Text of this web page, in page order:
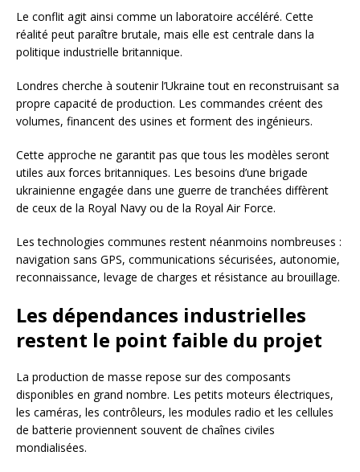
Le conflit agit ainsi comme un laboratoire accéléré. Cette
réalité peut paraître brutale, mais elle est centrale dans la
politique industrielle britannique.
Londres cherche à soutenir l’Ukraine tout en reconstruisant sa
propre capacité de production. Les commandes créent des
volumes, financent des usines et forment des ingénieurs.
Cette approche ne garantit pas que tous les modèles seront
utiles aux forces britanniques. Les besoins d’une brigade
ukrainienne engagée dans une guerre de tranchées diffèrent
de ceux de la Royal Navy ou de la Royal Air Force.
Les technologies communes restent néanmoins nombreuses :
navigation sans GPS, communications sécurisées, autonomie,
reconnaissance, levage de charges et résistance au brouillage.
Les dépendances industrielles
restent le point faible du projet
La production de masse repose sur des composants
disponibles en grand nombre. Les petits moteurs électriques,
les caméras, les contrôleurs, les modules radio et les cellules
de batterie proviennent souvent de chaînes civiles
mondialisées.